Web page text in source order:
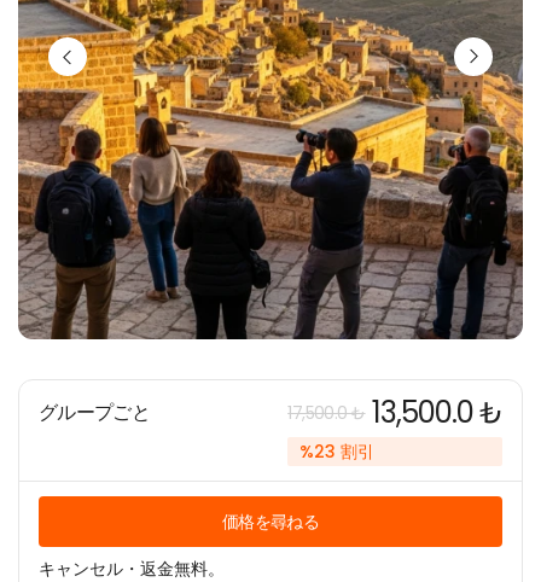
グループごと 17,500.0 ₺ 13,500.0 ₺
%23 割引
価格を尋ねる
キャンセル・返金無料。